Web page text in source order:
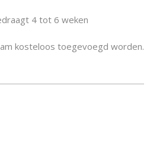
4 tot 6 weken
kosteloos toegevoegd worden.